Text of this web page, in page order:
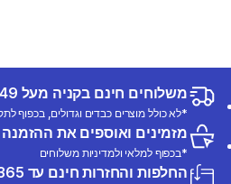
משלוחים חינם בקניה מעל 249 ש"ח
*לא כולל מוצרים כבדים וגדולים, בכפוף
מזמינים ואוספים את
*בכפוף למלאי ולמדיניות משלוחים
החלפות והחזרות חינם עד 365 ימים ממועד הרכישה